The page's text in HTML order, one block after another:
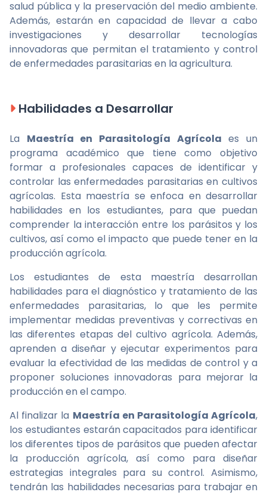
salud pública y la preservación del medio ambiente.
Además, estarán en capacidad de llevar a cabo
investigaciones y desarrollar tecnologías
innovadoras que permitan el tratamiento y control
de enfermedades parasitarias en la agricultura.
Habilidades a Desarrollar
La Maestría en Parasitología Agrícola es un
programa académico que tiene como objetivo
formar a profesionales capaces de identificar y
controlar las enfermedades parasitarias en cultivos
agrícolas. Esta maestría se enfoca en desarrollar
habilidades en los estudiantes, para que puedan
comprender la interacción entre los parásitos y los
cultivos, así como el impacto que puede tener en la
producción agrícola.
Los estudiantes de esta maestría desarrollan
habilidades para el diagnóstico y tratamiento de las
enfermedades parasitarias, lo que les permite
implementar medidas preventivas y correctivas en
las diferentes etapas del cultivo agrícola. Además,
aprenden a diseñar y ejecutar experimentos para
evaluar la efectividad de las medidas de control y a
proponer soluciones innovadoras para mejorar la
producción en el campo.
Al finalizar la Maestría en Parasitología Agrícola,
los estudiantes estarán capacitados para identificar
los diferentes tipos de parásitos que pueden afectar
la producción agrícola, así como para diseñar
estrategias integrales para su control. Asimismo,
tendrán las habilidades necesarias para trabajar en